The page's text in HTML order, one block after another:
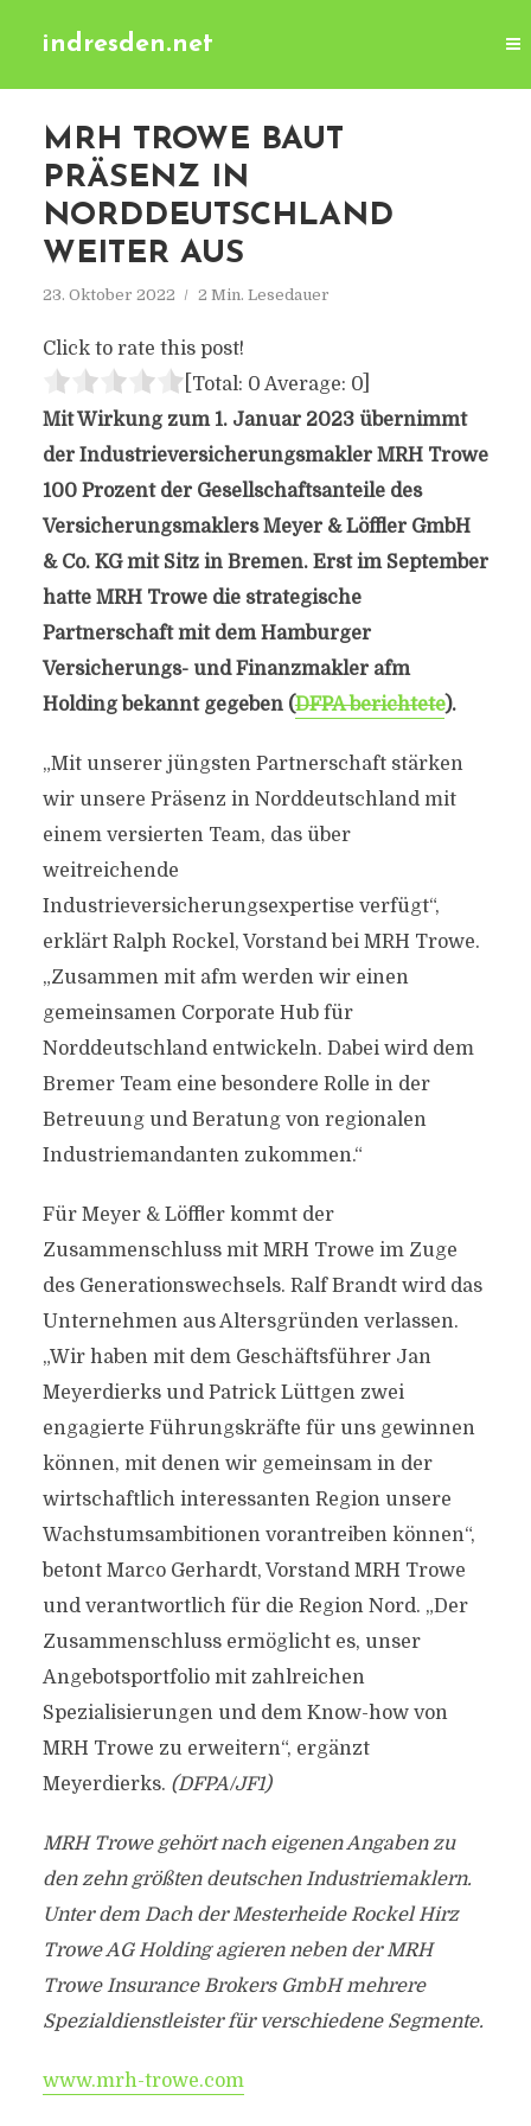
indresden.net
MRH TROWE BAUT
PRÄSENZ IN
NORDDEUTSCHLAND
WEITER AUS
23. Oktober 2022 2 Min. Lesedauer
Click to rate this post!
[Total: 0 Average: 0]
Mit Wirkung zum 1. Januar 2023 übernimmt
der Industrieversicherungsmakler MRH Trowe
100 Prozent der Gesellschaftsanteile des
Versicherungsmaklers Meyer & Löffler GmbH
& Co. KG mit Sitz in Bremen. Erst im September
hatte MRH Trowe die strategische
Partnerschaft mit dem Hamburger
Versicherungs- und Finanzmakler afm
Holding bekannt gegeben (DFPA berichtete).
„Mit unserer jüngsten Partnerschaft stärken
wir unsere Präsenz in Norddeutschland mit
einem versierten Team, das über
weitreichende
Industrieversicherungsexpertise verfügt“,
erklärt Ralph Rockel, Vorstand bei MRH Trowe.
„Zusammen mit afm werden wir einen
gemeinsamen Corporate Hub für
Norddeutschland entwickeln. Dabei wird dem
Bremer Team eine besondere Rolle in der
Betreuung und Beratung von regionalen
Industriemandanten zukommen.“
Für Meyer & Löffler kommt der
Zusammenschluss mit MRH Trowe im Zuge
des Generationswechsels. Ralf Brandt wird das
Unternehmen aus Altersgründen verlassen.
„Wir haben mit dem Geschäftsführer Jan
Meyerdierks und Patrick Lüttgen zwei
engagierte Führungskräfte für uns gewinnen
können, mit denen wir gemeinsam in der
wirtschaftlich interessanten Region unsere
Wachstumsambitionen vorantreiben können“,
betont Marco Gerhardt, Vorstand MRH Trowe
und verantwortlich für die Region Nord. „Der
Zusammenschluss ermöglicht es, unser
Angebotsportfolio mit zahlreichen
Spezialisierungen und dem Know-how von
MRH Trowe zu erweitern“, ergänzt
Meyerdierks. (DFPA/JF1)
MRH Trowe gehört nach eigenen Angaben zu
den zehn größten deutschen Industriemaklern.
Unter dem Dach der Mesterheide Rockel Hirz
Trowe AG Holding agieren neben der MRH
Trowe Insurance Brokers GmbH mehrere
Spezialdienstleister für verschiedene Segmente.
www.mrh-trowe.com